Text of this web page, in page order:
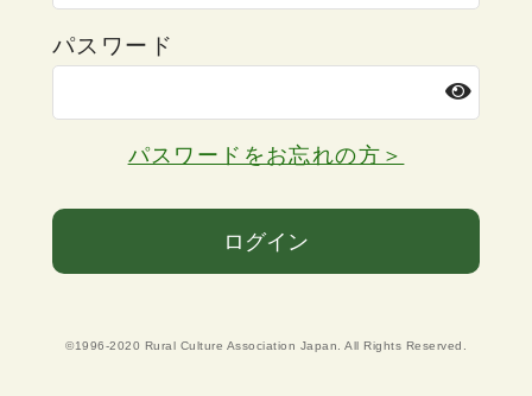
パスワード
パスワードをお忘れの方＞
ログイン
©1996-2020 Rural Culture Association Japan. All Rights Reserved.